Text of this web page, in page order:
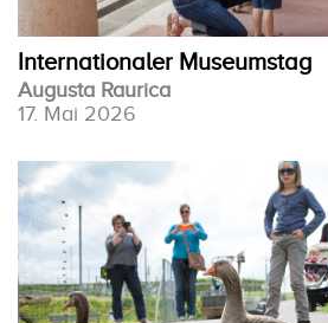
Internationaler Museumstag
Augusta Raurica
17. Mai 2026